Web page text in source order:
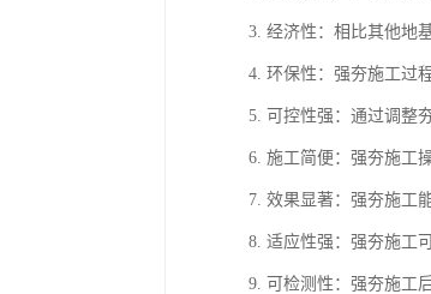
3. 经济性：相比其他地
4. 环保性：强夯施工过
5. 可控性强：通过调整
6. 施工简便：强夯施工
7. 效果显著：强夯施工
8. 适应性强：强夯施工
9. 可检测性：强夯施工